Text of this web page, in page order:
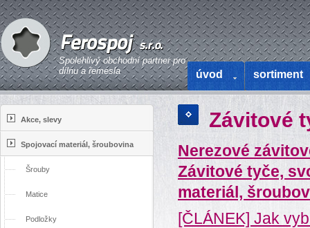
Spolehlivý obchodní partner pro
dílnu a řemesla
úvod sortiment
Závitové
Nerezové
Závitové tyče,
materiál,
[ČLÁNEK] Jak
Akce, slevy
Spojovací materiál, šroubovina
Šrouby
Matice
Podložky